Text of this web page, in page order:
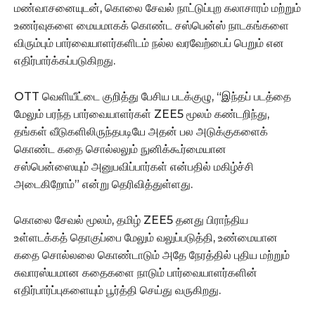
மண்வாசனையுடன், கொலை சேவல் நாட்டுப்புற கலாசாரம் மற்றும்
உணர்வுகளை மையமாகக் கொண்ட சஸ்பென்ஸ் நாடகங்களை
விரும்பும் பார்வையாளர்களிடம் நல்ல வரவேற்பைப் பெறும் என
எதிர்பார்க்கப்படுகிறது.
OTT வெளியீட்டை குறித்து பேசிய படக்குழு, “இந்தப் படத்தை
மேலும் பரந்த பார்வையாளர்கள் ZEE5 மூலம் கண்டறிந்து,
தங்கள் வீடுகளிலிருந்தபடியே அதன் பல அடுக்குகளைக்
கொண்ட கதை சொல்லலும் நுனிக்கூர்மையான
சஸ்பென்ஸையும் அனுபவிப்பார்கள் என்பதில் மகிழ்ச்சி
அடைகிறோம்” என்று தெரிவித்துள்ளது.
கொலை சேவல் மூலம், தமிழ் ZEE5 தனது பிராந்திய
உள்ளடக்கத் தொகுப்பை மேலும் வலுப்படுத்தி, உண்மையான
கதை சொல்லலை கொண்டாடும் அதே நேரத்தில் புதிய மற்றும்
சுவாரஸ்யமான கதைகளை நாடும் பார்வையாளர்களின்
எதிர்பார்ப்புகளையும் பூர்த்தி செய்து வருகிறது.